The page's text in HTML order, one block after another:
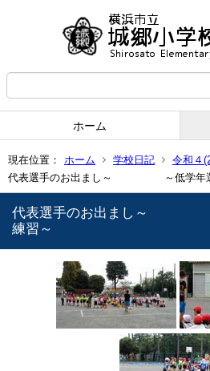
ホーム
現在位置： ホーム 学校日記
令和４
代表選手のお出まし～ ～低学年選
代表選手のお出まし～ ～
練習～